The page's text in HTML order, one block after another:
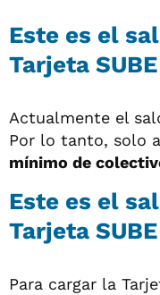
Este es el
Tarjeta
Actualmente el
Por lo tanto, solo
mínimo de
Este es el
Tarjeta
Para cargar la